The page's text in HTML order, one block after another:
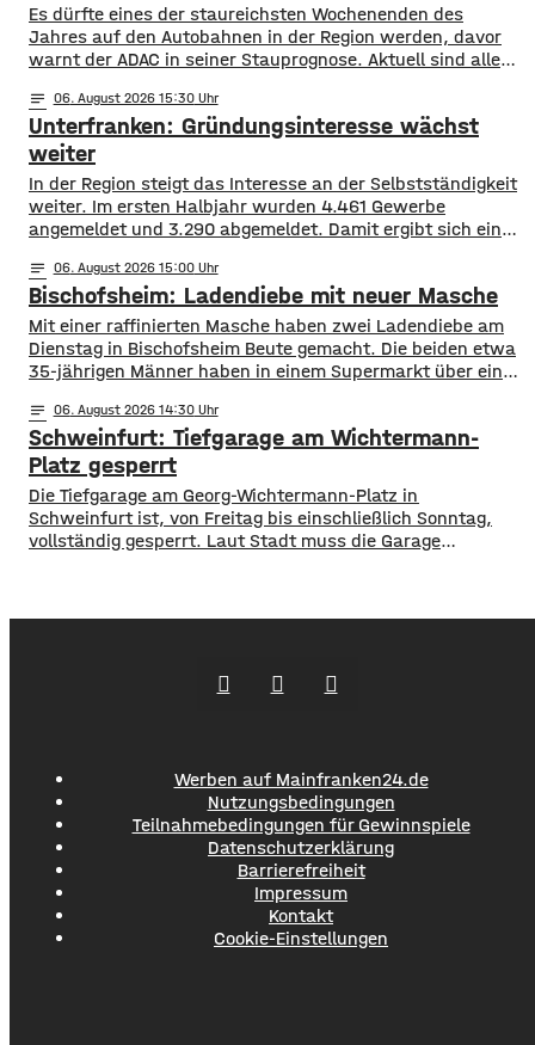
Es dürfte eines der staureichsten Wochenenden des
Jahres auf den Autobahnen in der Region werden, davor
warnt der ADAC in seiner Stauprognose. Aktuell sind alle
Hessen, Rheinland-Pfalz und dem Saarland. Auch in den
skandinavischen Ländern beginnt die Schule langsam
wieder. Daher dürfte es auf A 3 und
notes 06. August 2026 15:30
Unterfranken: Gründungsinteresse wächst
weiter
In der Region steigt das Interesse an der Selbstständigkeit
weiter. Im ersten Halbjahr wurden 4.461 Gewerbe
angemeldet und 3.290 abgemeldet. Damit ergibt sich ein
verzeichneten Würzburg, der Landkreis Würzburg sowie
die Regionen Haßberge, Bad Kissingen und Schweinfurt.
Nach dem aktuellen IHK-Report entstehen viele
Gründungen allerdings aus dem Wunsch
notes 06. August 2026 15:00
Bischofsheim: Ladendiebe mit neuer Masche
Mit einer raffinierten Masche haben zwei Ladendiebe am
Dienstag in Bischofsheim Beute gemacht. Die beiden etwa
35-jährigen Männer haben in einem Supermarkt über eine
Einkaufswagen geladen. Ihre Beute versteckten sie im
Anschluss unter mehreren Packungen Küchenrolle. Sie
verließen den Laden ohne die Waren im Wert von rund
1.000
notes 06. August 2026 14:30
Schweinfurt: Tiefgarage am Wichtermann-
Platz gesperrt
Die Tiefgarage am Georg-Wichtermann-Platz in
Schweinfurt ist, von Freitag bis einschließlich Sonntag,
vollständig gesperrt. Laut Stadt muss die Garage
Werben auf Mainfranken24.de
Nutzungsbedingungen
Teilnahmebedingungen für Gewinnspiele
Datenschutzerklärung
Barrierefreiheit
Impressum
Kontakt
Cookie-Einstellungen